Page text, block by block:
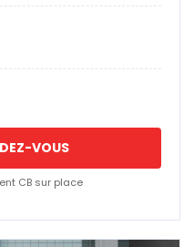
VOUS
CB sur place